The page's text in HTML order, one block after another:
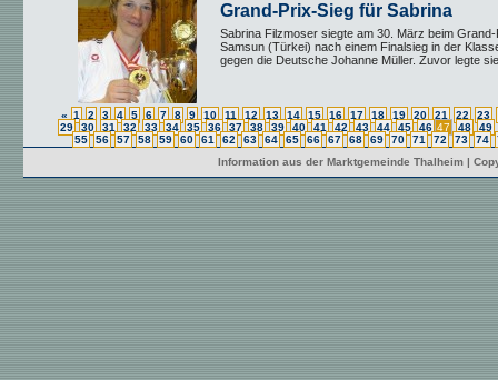
Grand-Prix-Sieg für Sabrina
Sabrina Filzmoser siegte am 30. März beim
Samsun (Türkei) nach einem Finalsieg in der
gegen die Deutsche Johanne Müller. Zuvor legte
« 1 2 3 4 5 6 7 8 9 10 11 12 13 14 15 16 17 18 19 20 21 22 23
29
30 31 32 33 34 35 36 37 38 39 40 41 42 43 44 45 46 47 48
49
55
56 57 58 59 60 61 62 63 64 65 66 67 68 69 70 71 72 73 74
Information aus der Marktgemeinde Thalheim |